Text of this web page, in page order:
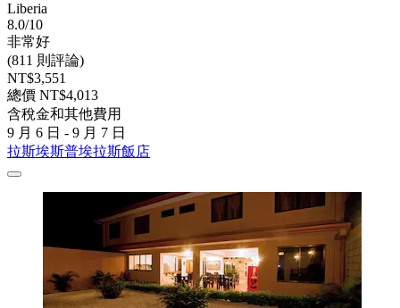
Liberia
8.0/10
非常好
(811 則評論)
NT$3,551
總價 NT$4,013
含稅金和其他費用
9 月 6 日 - 9 月 7 日
拉斯埃斯普埃拉斯飯店